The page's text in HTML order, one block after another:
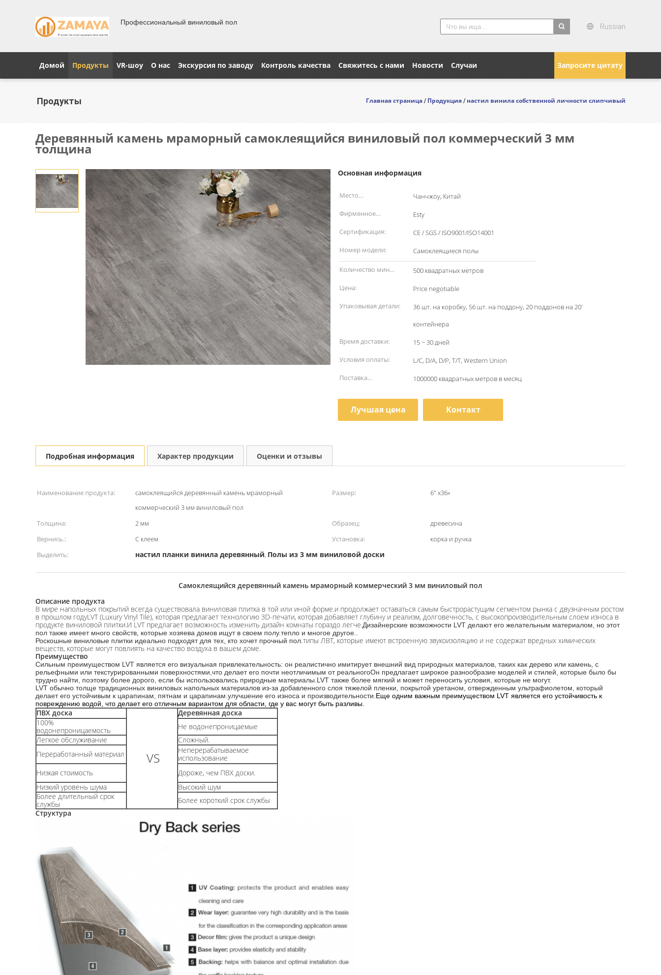
Профессиональный виниловый пол
Russian
Запросите цитату
Домой Продукты VR-шоу О нас Экскурсия по заводу Контроль качества Свяжитесь с нами Новости Случаи
Продукты Главная страница /Продукция/настил винила собственной личности слипчивый
Деревянный камень мраморный самоклеящийся виниловый пол коммерческий 3 мм
толщина
Основная информация
Место
происхождения:
Чанчжоу, Китай
Фирменное
наименование:
Esty
Сертификация:
CE / SGS / ISO9001/ISO14001
Номер модели:
Самоклеящиеся полы
Количество мин
заказа:
500 квадратных метров
Цена:
Price negotiable
Упаковывая детали:
36 шт. на коробку, 56 шт. на поддону, 20 поддонов на 20'
контейнера
Время доставки:
15 ~ 30 дней
Условия оплаты:
L/C, D/A, D/P, T/T, Western Union
Поставка
1000000 квадратных метров в месяц
Лучшая цена Контакт
Подробная информация Характер продукции Оценки и отзывы
Наименование продукта:
самоклеящийся деревянный камень мраморный
коммерческий 3 мм виниловый пол
Размер: 6" x36»
Толщина: 2 мм Образец:
древесина
Вернись.:
С клеем Установка:
корка и ручка
Выделить:
настил планки винила деревянный, Полы из 3 мм виниловой доски
Самоклеящийся деревянный камень мраморный коммерческий 3 мм виниловый пол
Описание продукта
В мире напольных покрытий всегда существовала виниловая плитка в той или иной форме.и продолжает оставаться самым быстрорастущим сегментом рынка с двузначным ростом
в прошлом годуLVT (Luxury Vinyl Tile), которая предлагает технологию 3D-печати, которая добавляет глубину и реализм, долговечность, с высокопроизводительным слоем износа в
продукте виниловой плитки.И LVT предлагает возможность изменить дизайн комнаты гораздо легче.Дизайнерские возможности LVT делают его желательным материалом, но этот
пол также имеет много свойств, которые хозяева домов ищут в своем полу.тепло и многое другое..
Роскошные виниловые плитки идеально подходят для тех, кто хочет прочный пол. типы ЛВТ, которые имеют встроенную звукоизоляцию и не содержат вредных химических
веществ, которые могут повлиять на качество воздуха в вашем доме.
Преимущество
Сильным преимуществом LVT является его визуальная привлекательность: он реалистично имитирует внешний вид природных материалов, таких как дерево или камень, с
рельефными или текстурированными поверхностями,что делает его почти неотличимым от реальногоОн предлагает широкое разнообразие моделей и стилей, которые было бы
трудно найти, поэтому более дорого, если бы использовались природные материалы.LVT также более мягкий и может переносить условия, которые не могут.
LVT обычно толще традиционных виниловых напольных материалов из-за добавленного слоя тяжелой пленки, покрытой уретаном, отвержденным ультрафиолетом, который
делает его устойчивым к царапинам, пятнам и царапинам.улучшение его износа и производительности. Еще одним важным преимуществом LVT является его устойчивость к
повреждению водой, что делает его отличным вариантом для области, где у вас могут быть разливы.
ПВХ доска
VS
Деревянная доска
100%
водонепроницаемость
Не водонепроницаемые
Легкое обслуживание
Сложный.
Переработанный материал
Неперерабатываемое
использование
Низкая стоимость
Дороже, чем ПВХ доски.
Низкий уровень шума
Высокий шум
Более длительный срок
службы
Более короткий срок службы
Структура